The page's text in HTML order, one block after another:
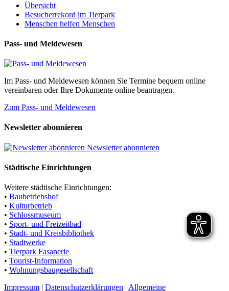
Übersicht
Besucherrekord im Tierpark
Menschen helfen Menschen
Pass- und Meldewesen
Im Pass- und Meldewesen können Sie Termine bequem online
vereinbaren oder Ihre Dokumente online beantragen.
Zum Pass- und Meldewesen
Newsletter abonnieren
Newsletter abonnieren
Städtische Einrichtungen
Weitere städtische Einrichtungen:
• Baubetriebshof
• Kulturbetrieb
• Schlossmuseum
• Sport- und Freizeitbad
• Stadt- und Kreisbibliothek
• Stadtwerke
• Tierpark Fasanerie
• Tourist-Information
• Wohnungsbaugesellschaft
Impressum | Datenschutzerklärungen | Allgemeine